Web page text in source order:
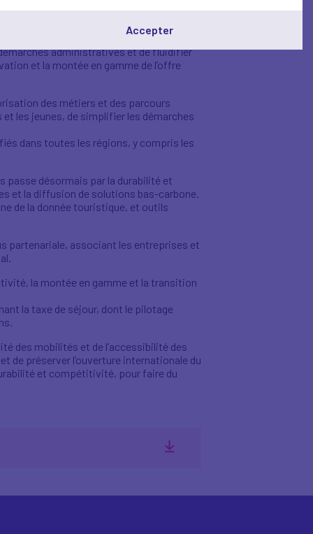
avec une meilleure articulation
administratives et de fluidifier
et la montée en gamme de l’offre
des métiers et des parcours
les jeunes, de simplifier les démarches
dans toutes les régions, y compris les
désormais par la durabilité et
et la diffusion de solutions bas-carbone.
de la donnée touristique, et outils
partenariale, associant les entreprises et
la montée en gamme et la transition
la taxe de séjour, dont le pilotage
des mobilités et de l’accessibilité des
de préserver l’ouverture internationale du
et compétitivité, pour faire du
Accepter